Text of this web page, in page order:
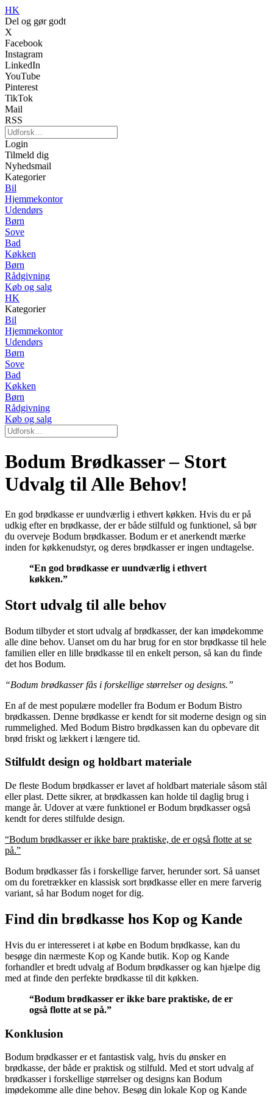
HK
Del og gør godt
X
Facebook
Instagram
LinkedIn
YouTube
Pinterest
TikTok
Mail
RSS
Login
Tilmeld dig
Nyhedsmail
Kategorier
Bil
Hjemmekontor
Udendørs
Børn
Sove
Bad
Køkken
Børn
Rådgivning
Køb og salg
HK
Kategorier
Bil
Hjemmekontor
Udendørs
Børn
Sove
Bad
Køkken
Børn
Rådgivning
Køb og salg
Bodum Brødkasser – Stort
Udvalg til Alle Behov!
En god brødkasse er uundværlig i ethvert køkken. Hvis du er på
udkig efter en brødkasse, der er både stilfuld og funktionel, så bør
du overveje Bodum brødkasser. Bodum er et anerkendt mærke
inden for køkkenudstyr, og deres brødkasser er ingen undtagelse.
“En god brødkasse er uundværlig i ethvert
køkken.”
Stort udvalg til alle behov
Bodum tilbyder et stort udvalg af brødkasser, der kan imødekomme
alle dine behov. Uanset om du har brug for en stor brødkasse til hele
familien eller en lille brødkasse til en enkelt person, så kan du finde
det hos Bodum.
“Bodum brødkasser fås i forskellige størrelser og designs.”
En af de mest populære modeller fra Bodum er Bodum Bistro
brødkassen. Denne brødkasse er kendt for sit moderne design og sin
rummelighed. Med Bodum Bistro brødkassen kan du opbevare dit
brød friskt og lækkert i længere tid.
Stilfuldt design og holdbart materiale
De fleste Bodum brødkasser er lavet af holdbart materiale såsom stål
eller plast. Dette sikrer, at brødkassen kan holde til daglig brug i
mange år. Udover at være funktionel er Bodum brødkasser også
kendt for deres stilfulde design.
“Bodum brødkasser er ikke bare praktiske, de er også flotte at se
på.”
Bodum brødkasser fås i forskellige farver, herunder sort. Så uanset
om du foretrækker en klassisk sort brødkasse eller en mere farverig
variant, så har Bodum noget for dig.
Find din brødkasse hos Kop og Kande
Hvis du er interesseret i at købe en Bodum brødkasse, kan du
besøge din nærmeste Kop og Kande butik. Kop og Kande
forhandler et bredt udvalg af Bodum brødkasser og kan hjælpe dig
med at finde den perfekte brødkasse til dit køkken.
“Bodum brødkasser er ikke bare praktiske, de er
også flotte at se på.”
Konklusion
Bodum brødkasser er et fantastisk valg, hvis du ønsker en
brødkasse, der både er praktisk og stilfuld. Med et stort udvalg af
brødkasser i forskellige størrelser og designs kan Bodum
imødekomme alle dine behov. Besøg din lokale Kop og Kande